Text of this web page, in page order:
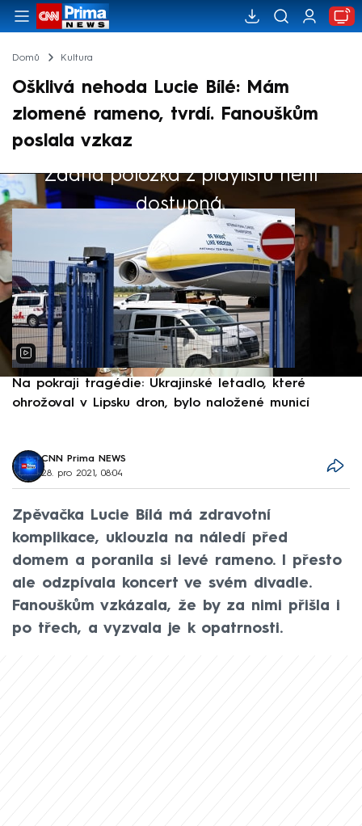
Domů Kultura
Ošklivá nehoda Lucie Bílé: Mám
zlomené rameno, tvrdí. Fanouškům
poslala vzkaz
Žádná položka z playlistu není
dostupná.
Výběr redakce
Na pokraji tragédie: Ukrajinské letadlo, které
ohrožoval v Lipsku dron, bylo naložené municí
CNN Prima NEWS
28. pro 2021, 08:04
Zpěvačka Lucie Bílá má zdravotní
komplikace, uklouzla na náledí před
domem a poranila si levé rameno. I přesto
ale odzpívala koncert ve svém divadle.
Fanouškům vzkázala, že by za nimi přišla i
po třech, a vyzvala je k opatrnosti.